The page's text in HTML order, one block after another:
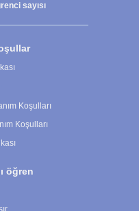
sayısı
Koşulları
Koşulları
öğren